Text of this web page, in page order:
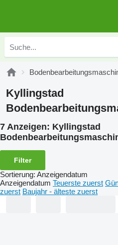
Kyllingstad
7 Anzeigen: Kyllingstad
Filter
Sortierung: Anzeigendatum
Anzeigendatum Teuerste zuerst
zuerst Baujahr - älteste zuerst